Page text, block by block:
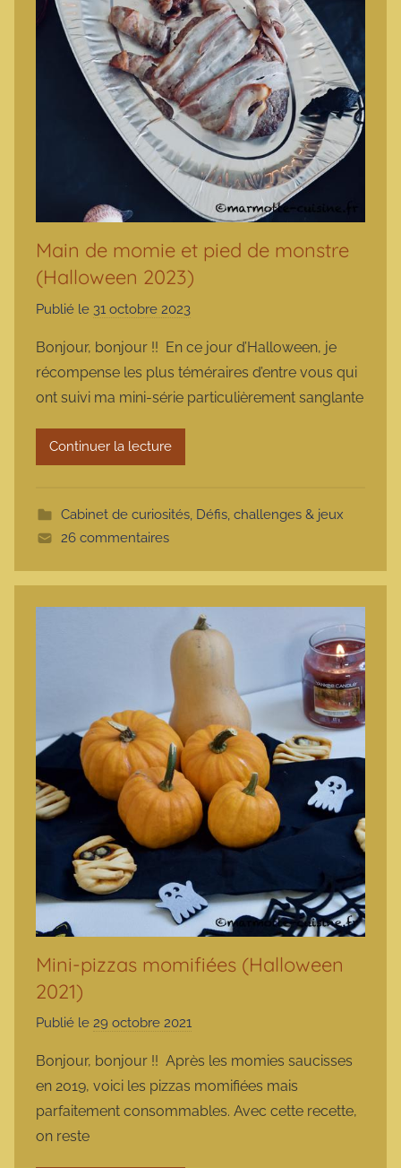
Main de momie et pied de monstre
(Halloween 2023)
Publié le 31 octobre 2023
r
m
a
t
Bonjour, bonjour !! En ce jour d’Halloween, je
récompense les plus téméraires d’entre vous qui
ont suivi ma mini-série particulièrement sanglante
Continuer la lecture
Cabinet de curiosités, Défis, challenges & jeux
26 commentaires
Mini-pizzas momifiées (Halloween
2021)
Publié le 29 octobre 2021
r
m
a
Bonjour, bonjour !! Après les momies saucisses
en 2019, voici les pizzas momifiées mais
parfaitement consommables. Avec cette recette,
on reste